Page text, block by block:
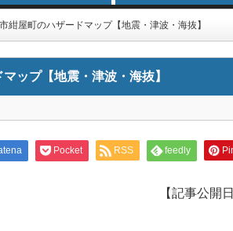
紺屋町のハザードマップ【地震・津波・海抜】
ップ【地震・津波・海抜】
Pocket RSS feedly
【記事公開